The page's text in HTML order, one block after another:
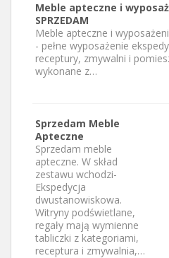
Meble apteczne i
SPRZEDAM
Meble apteczne i
- pełne wyposażenie
receptury, zmywalni i
wykonane z…
Sprzedam Meble
Apteczne
Sprzedam meble
apteczne. W skład
zestawu wchodzi-
Ekspedycja
dwustanowiskowa.
Witryny podświetlane,
regały mają wymienne
tabliczki z kategoriami,
receptura i zmywalnia,…